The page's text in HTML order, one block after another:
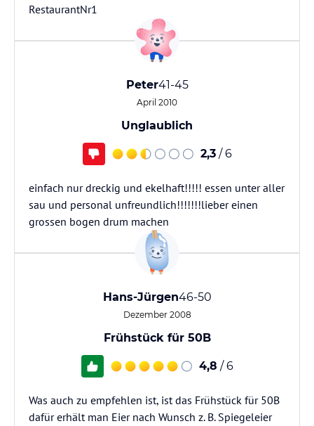
RestaurantNr1
Peter41-45
April 2010
Unglaublich
2,3 / 6
einfach nur dreckig und ekelhaft!!!!! essen unter aller
sau und personal unfreundlich!!!!!!!lieber einen
grossen bogen drum machen
Hans-Jürgen46-50
Dezember 2008
Frühstück für 50B
4,8 / 6
Was auch zu empfehlen ist, ist das Frühstück für 50B
dafür erhält man Eier nach Wunsch z. B. Spiegeleier